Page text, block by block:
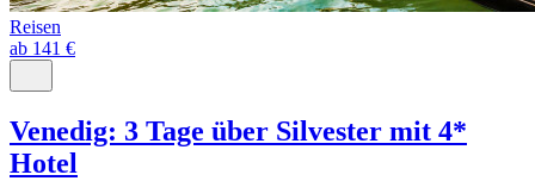
Reisen
ab 141 €
Venedig: 3 Tage über Silvester mit 4*
Hotel